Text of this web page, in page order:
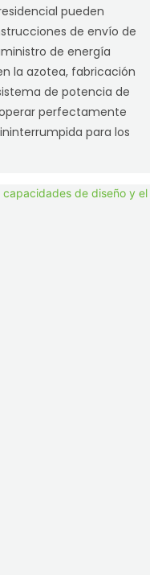
pueden
de envío de
de energía
la azotea, fabricación
de potencia de
perfectamente
para los